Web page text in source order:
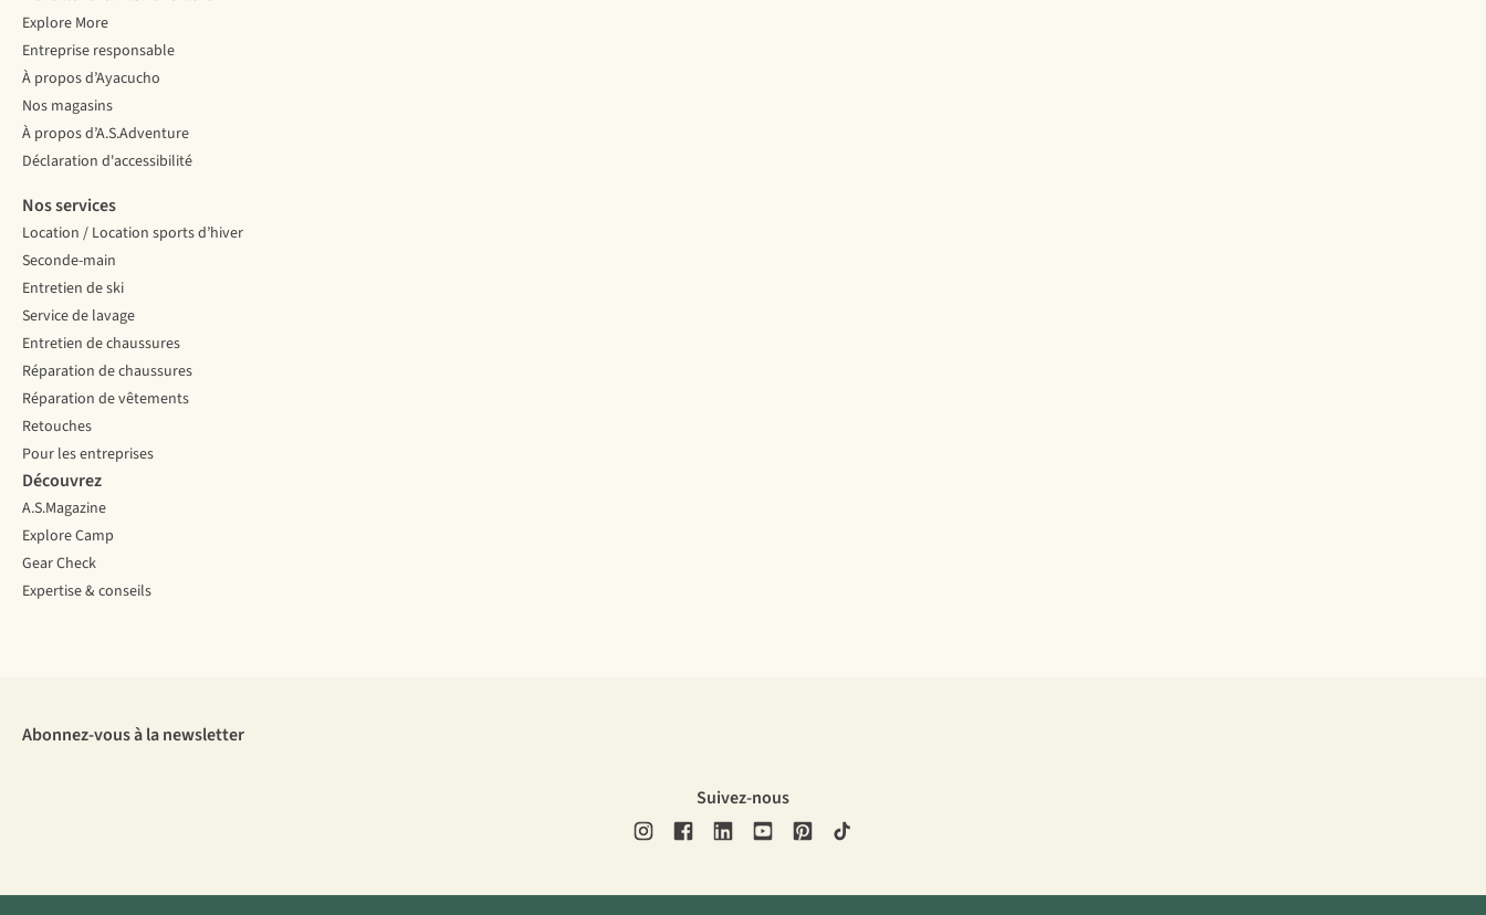
Explore More
Entreprise responsable
À propos d’Ayacucho
Nos magasins
À propos d’A.S.Adventure
Déclaration d'accessibilité
Nos services
Location / Location sports d’hiver
Seconde-main
Entretien de ski
Service de lavage
Entretien de chaussures
Réparation de chaussures
Réparation de vêtements
Retouches
Pour les entreprises
Découvrez
A.S.Magazine
Explore Camp
Gear Check
Expertise & conseils
Abonnez-vous à la newsletter
Suivez-nous